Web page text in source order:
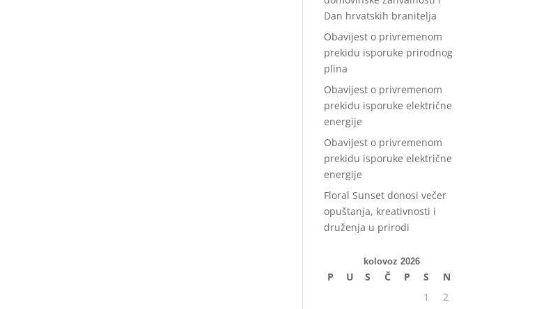
Dan hrvatskih branitelja
Obavijest o privremenom
prekidu isporuke prirodnog
plina
Obavijest o privremenom
prekidu isporuke električne
energije
Obavijest o privremenom
prekidu isporuke električne
energije
Floral Sunset donosi večer
opuštanja, kreativnosti i
druženja u prirodi
kolovoz 2026
P U S Č P S
N
1
2